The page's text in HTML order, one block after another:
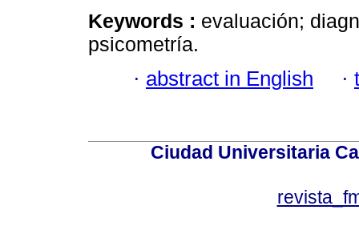
Keywords : evaluación;
psicometría.
· abstract in English ·
Ciudad Universitaria